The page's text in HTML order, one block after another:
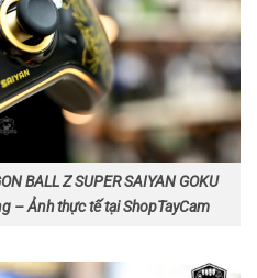
BALL Z SUPER SAIYAN GOKU
– Ảnh thực tế tại ShopTayCam